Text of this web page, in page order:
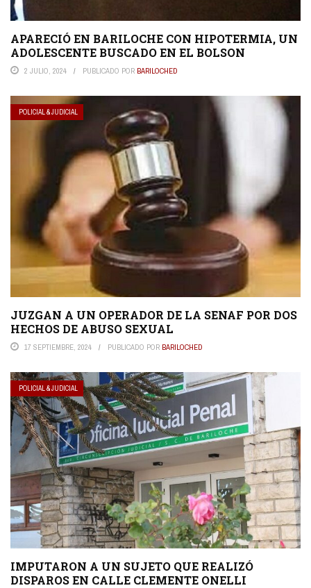
APARECIÓ EN BARILOCHE CON HIPOTERMIA, UN
ADOLESCENTE BUSCADO EN EL BOLSON
2 JULIO, 2024 PUBLICADO POR BARILOCHED
POLICIAL & JUDICIAL
JUZGAN A UN OPERADOR DE LA SENAF POR DOS
HECHOS DE ABUSO SEXUAL
17 SEPTIEMBRE, 2024 PUBLICADO POR BARILOCHED
POLICIAL & JUDICIAL
IMPUTARON A UN SUJETO QUE REALIZÓ
DISPAROS EN CALLE CLEMENTE ONELLI